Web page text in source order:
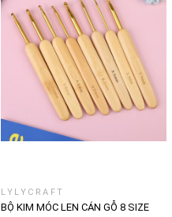
LYLYCRAFT
BỘ KIM MÓC LEN CÁN GỖ 8 SIZE